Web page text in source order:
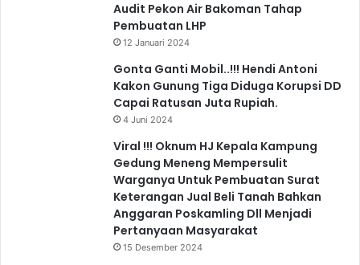
Audit Pekon Air Bakoman Tahap
Pembuatan LHP
12 Januari 2024
Gonta Ganti Mobil..!!! Hendi Antoni
Kakon Gunung Tiga Diduga Korupsi DD
Capai Ratusan Juta Rupiah.
4 Juni 2024
Viral !!! Oknum HJ Kepala Kampung
Gedung Meneng Mempersulit
Warganya Untuk Pembuatan Surat
Keterangan Jual Beli Tanah Bahkan
Anggaran Poskamling Dll Menjadi
Pertanyaan Masyarakat
15 Desember 2024